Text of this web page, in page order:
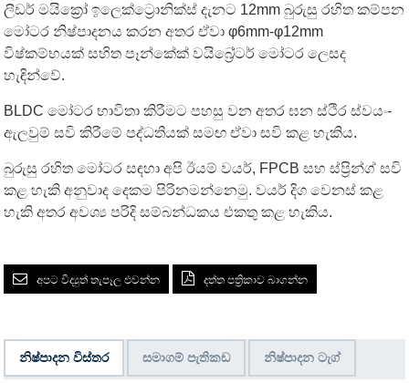
ලීඩර් මයික්‍රෝ ඉලෙක්ට්‍රොනික්ස් දැනට 12mm බුරුසු රහිත කම්පන
මෝටර නිෂ්පාදනය කරන අතර ඒවා φ6mm-φ12mm
විෂ්කම්භයක් සහිත පෑන්කේක් වයිබ්‍රේටර් මෝටර ලෙසද
හැඳින්වේ.
BLDC මෝටර භාවිතා කිරීමට පහසු වන අතර ඝන ස්ථිර ස්වයං-
ඇලවුම් සවි කිරීමේ පද්ධතියක් සමඟ ඒවා සවි කළ හැකිය.
බුරුසු රහිත මෝටර සඳහා අපි ඊයම් වයර්, FPCB සහ ස්ප්‍රින්ග් සවි
කළ හැකි අනුවාද දෙකම පිරිනමන්නෙමු. වයර් දිග වෙනස් කළ
හැකි අතර අවශ්‍ය පරිදි සම්බන්ධකය එකතු කළ හැකිය.
අපට විද්‍යුත් තැපෑල එවන්න දත්ත පත්‍රිකාව බාගන්න
නිෂ්පාදන විස්තර සමාගම් පැතිකඩ නිෂ්පාදන ටැග්